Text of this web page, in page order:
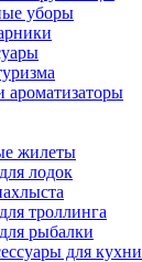
уборы
жилеты
лодок
троллинга
рыбалки
для кухни